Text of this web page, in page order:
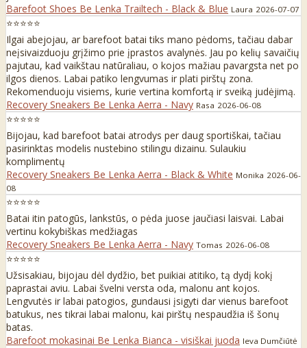
Barefoot Shoes Be Lenka Trailtech - Black & Blue Laura 2026-07-07
⭐⭐⭐⭐⭐
Ilgai abejojau, ar barefoot batai tiks mano pėdoms, tačiau dabar
neįsivaizduoju grįžimo prie įprastos avalynės. Jau po kelių savaičių
pajutau, kad vaikštau natūraliau, o kojos mažiau pavargsta net po
ilgos dienos. Labai patiko lengvumas ir plati pirštų zona.
Rekomenduoju visiems, kurie vertina komfortą ir sveiką judėjimą.
Recovery Sneakers Be Lenka Aerra - Navy Rasa 2026-06-08
⭐⭐⭐⭐⭐
Bijojau, kad barefoot batai atrodys per daug sportiškai, tačiau
pasirinktas modelis nustebino stilingu dizainu. Sulaukiu
komplimentų
Recovery Sneakers Be Lenka Aerra - Black & White Monika 2026-06-
08
⭐⭐⭐⭐⭐
Batai itin patogūs, lankstūs, o pėda juose jaučiasi laisvai. Labai
vertinu kokybiškas medžiagas
Recovery Sneakers Be Lenka Aerra - Navy Tomas 2026-06-08
⭐⭐⭐⭐⭐
Užsisakiau, bijojau dėl dydžio, bet puikiai atitiko, tą dydį kokį
paprastai aviu. Labai švelni versta oda, malonu ant kojos.
Lengvutės ir labai patogios, gundausi įsigyti dar vienus barefoot
batukus, nes tikrai labai malonu, kai pirštų nespaudžia iš šonų
batas.
Barefoot mokasinai Be Lenka Bianca - visiškai juoda Ieva Dumčiūtė